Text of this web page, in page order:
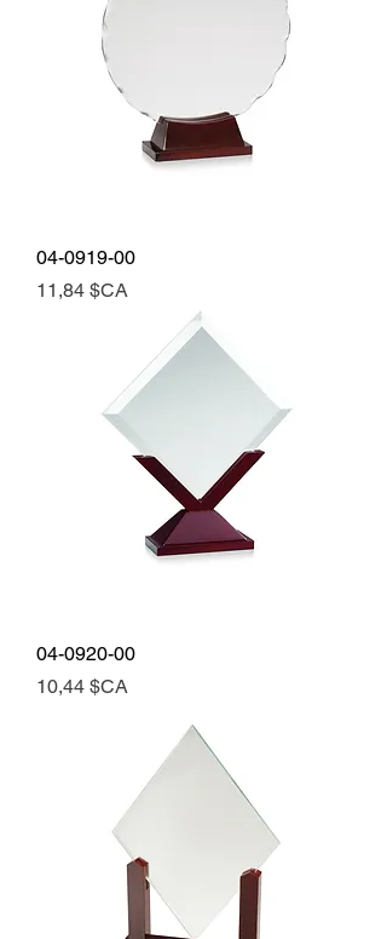
04-0919-00
Prix
11,84 $CA
04-0920-00
Prix
10,44 $CA